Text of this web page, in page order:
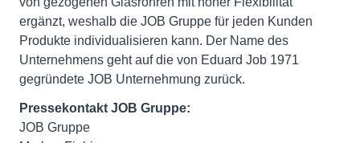
ergänzt, weshalb die JOB Gruppe für jeden Kunden
Produkte individualisieren kann. Der Name des
Unternehmens geht auf die von Eduard Job 1971
gegründete JOB Unternehmung zurück.
Pressekontakt JOB Gruppe:
JOB Gruppe